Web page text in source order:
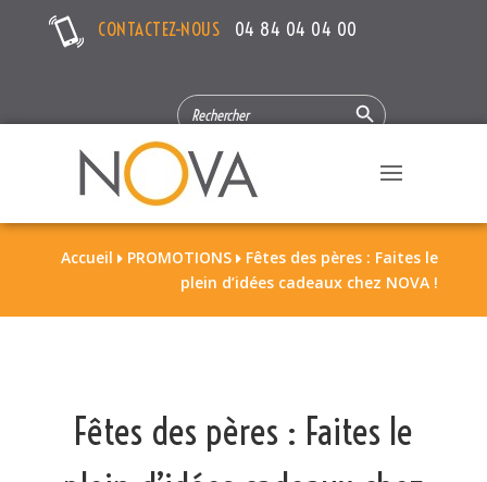
CONTACTEZ-NOUS 04 84 04 04 00
SEARCH
FOR:
Search Button
Accueil  PROMOTIONS  Fêtes des pères : Faites le
plein d’idées cadeaux chez NOVA !
Fêtes des pères : Faites le